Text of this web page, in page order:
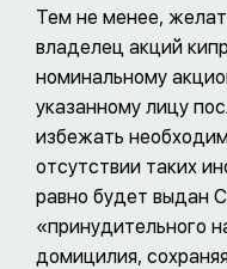
Тем не менее,
владелец акций
номинальному
указанному лицу
избежать
отсутствии таких
равно будет выдан
«принудительного
домицилия,